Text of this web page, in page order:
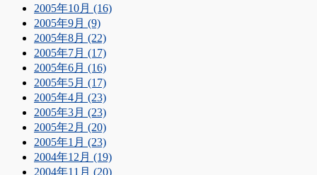
2005年10月 (16)
2005年9月 (9)
2005年8月 (22)
2005年7月 (17)
2005年6月 (16)
2005年5月 (17)
2005年4月 (23)
2005年3月 (23)
2005年2月 (20)
2005年1月 (23)
2004年12月 (19)
2004年11月 (20)